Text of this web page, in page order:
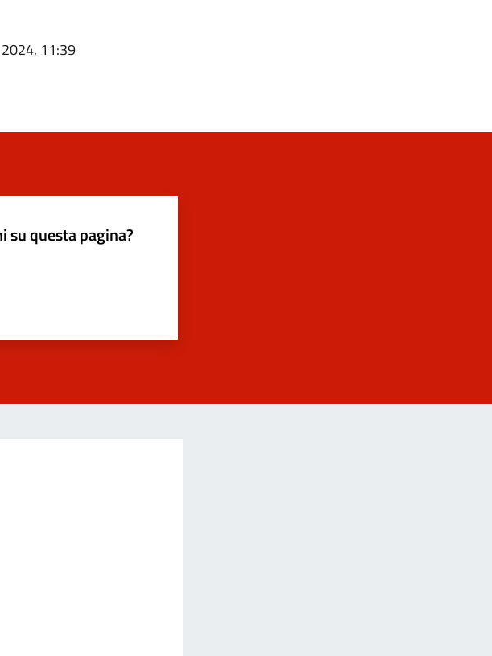
11:39
su questa pagina?